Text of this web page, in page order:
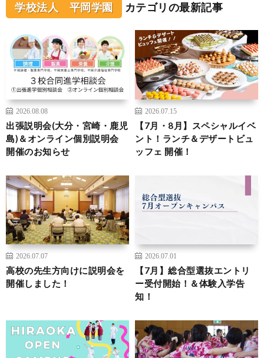
学校法人 平岡学園 カテゴリの最新記事
2026.08.08
出張説明会(大分・宮崎・鹿児
島)＆オンライン個別説明会
開催のお知らせ
2026.07.15
【7月・8月】スペシャルイベ
ント！ランチ＆デザートビュ
ッフェ 開催！
2026.07.07
高校の先生方向けに説明会を
開催しました！
2026.07.01
【7月】総合型選抜エントリ
ー受付開始！＆体験入学告
知！